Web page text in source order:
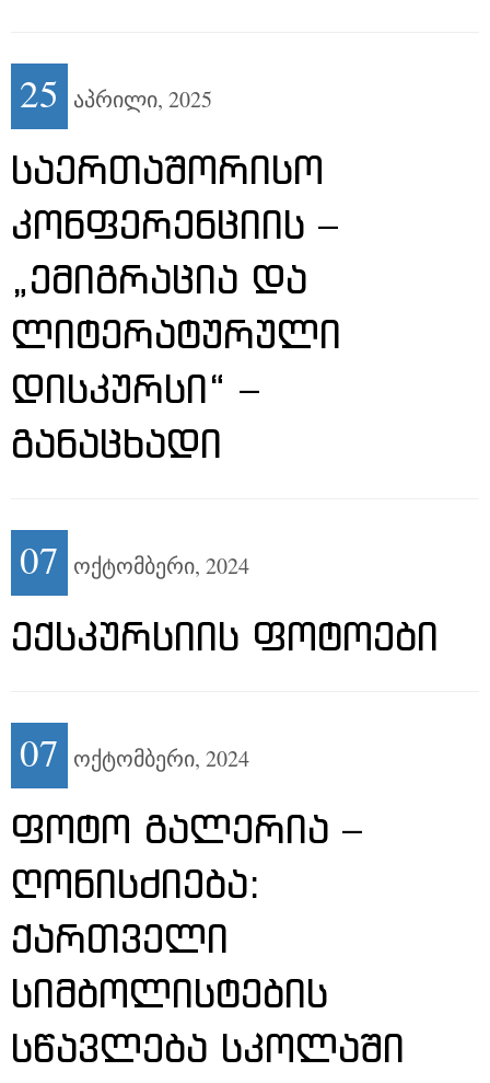
25 აპრილი, 2025
ᲡᲐᲔᲠᲗᲐᲨᲝᲠᲘᲡᲝ
ᲙᲝᲜᲤᲔᲠᲔᲜᲪᲘᲘᲡ –
„ᲔᲛᲘᲒᲠᲐᲪᲘᲐ ᲓᲐ
ᲚᲘᲢᲔᲠᲐᲢᲣᲠᲣᲚᲘ
ᲓᲘᲡᲙᲣᲠᲡᲘ“ –
ᲒᲐᲜᲐᲪᲮᲐᲓᲘ
07 ოქტომბერი, 2024
ᲔᲥᲡᲙᲣᲠᲡᲘᲘᲡ ᲤᲝᲢᲝᲔᲑᲘ
07 ოქტომბერი, 2024
ᲤᲝᲢᲝ ᲒᲐᲚᲔᲠᲘᲐ –
ᲦᲝᲜᲘᲡᲫᲘᲔᲑᲐ:
ᲥᲐᲠᲗᲕᲔᲚᲘ
ᲡᲘᲛᲑᲝᲚᲘᲡᲢᲔᲑᲘᲡ
ᲡᲬᲐᲕᲚᲔᲑᲐ ᲡᲙᲝᲚᲐᲨᲘ